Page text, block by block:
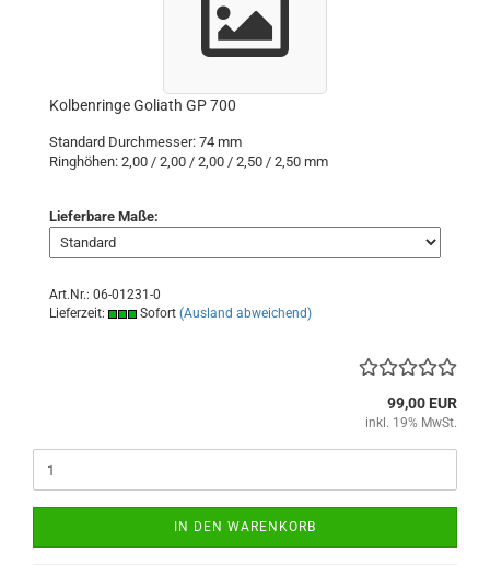
Kolbenringe Goliath GP 700
Standard Durchmesser: 74 mm
Ringhöhen: 2,00 / 2,00 / 2,00 / 2,50 / 2,50 mm
Lieferbare Maße:
Art.Nr.: 06-01231-0
Lieferzeit:
Sofort (Ausland abweichend)
99,00 EUR
inkl. 19% MwSt.
IN DEN WARENKORB